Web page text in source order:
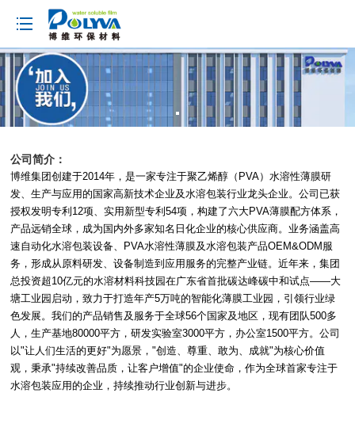
公司简介：
博维集团创建于2014年，是一家专注于聚乙烯醇（PVA）水溶性薄膜研
发、生产与应用的国家高新技术企业及水溶包装行业龙头企业。公司已获
授权发明专利12项、实用新型专利54项，构建了六大PVA薄膜配方体系，
产品远销全球，成为国内外多家知名日化企业的核心供应商。业务涵盖高
速自动化水溶包装设备、PVA水溶性薄膜及水溶包装产品OEM&ODM服
务，形成从原料研发、设备制造到应用服务的完整产业链。近年来，集团
总投资超10亿元的水溶材料科技园在广东省首批碳达峰碳中和试点——大
塘工业园启动，致力于打造年产5万吨的智能化薄膜工业园，引领行业绿
色发展。我们的产品销售及服务于全球56个国家及地区，现有团队500多
人，生产基地80000平方，研发实验室3000平方，办公室1500平方。公司
以"让人们生活的更好"为愿景，"创造、尊重、敢为、成就"为核心价值
观，秉承"持续改善品质，让客户增值"的企业使命，作为全球首家专注于
水溶包装应用的企业，持续推动行业创新与进步。